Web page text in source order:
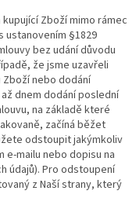
Zboží mimo rámec
ustanovením §1829
bez udání důvodu
že jsme uzavřeli
nebo dodání
dnem dodání poslední
na základě které
začíná běžet
odstoupit jakýmkoliv
e-mailu nebo dopisu na
údajů). Pro odstoupení
z Naší strany, který